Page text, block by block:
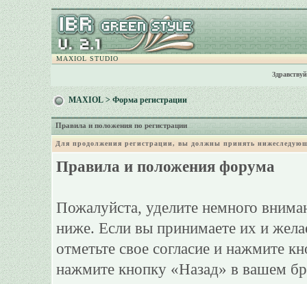
MAXIOL STUDIO
MAXIOL> Форма регистрации
Правила и положения по регистрации
Для продолжения регистрации, вы должны принять
Правила и положения форума
Пожалуйста, уделите немного
ниже. Если вы принимаете их и
отметьте свое согласие и нажмите
нажмите кнопку «Назад» в вашем